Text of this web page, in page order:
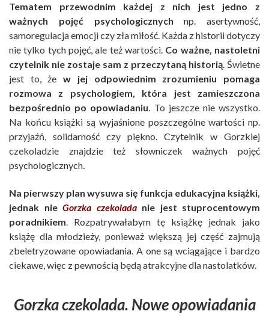
Tematem przewodnim każdej z nich jest jedno z
ważnych pojęć psychologicznych np. asertywność,
samoregulacja emocji czy zła miłość. Każda z historii dotyczy
nie tylko tych pojęć, ale też wartości. Co ważne, nastoletni
czytelnik nie zostaje sam z przeczytaną historią. Świetne
jest to, żew jej odpowiednim zrozumieniu pomaga
rozmowa z psychologiem, która jest zamieszczona
bezpośrednio po opowiadaniu. To jeszcze nie wszystko.
Na końcu książki są wyjaśnione poszczególne wartości np.
przyjaźń, solidarność czy piękno. Czytelnik w Gorzkiej
czekoladzie znajdzie też słowniczek ważnych pojęć
psychologicznych.
Na pierwszy plan wysuwa się funkcja edukacyjna książki,
jednak nie Gorzka czekoladanie jest stuprocentowym
poradnikiem. Rozpatrywałabym tę książkę jednak jako
książę dla młodzieży, ponieważ większą jej część zajmują
zbeletryzowane opowiadania. A one są wciągające i bardzo
ciekawe, więc z pewnością będą atrakcyjne dla nastolatków.
Gorzka czekolada. Nowe opowiadania